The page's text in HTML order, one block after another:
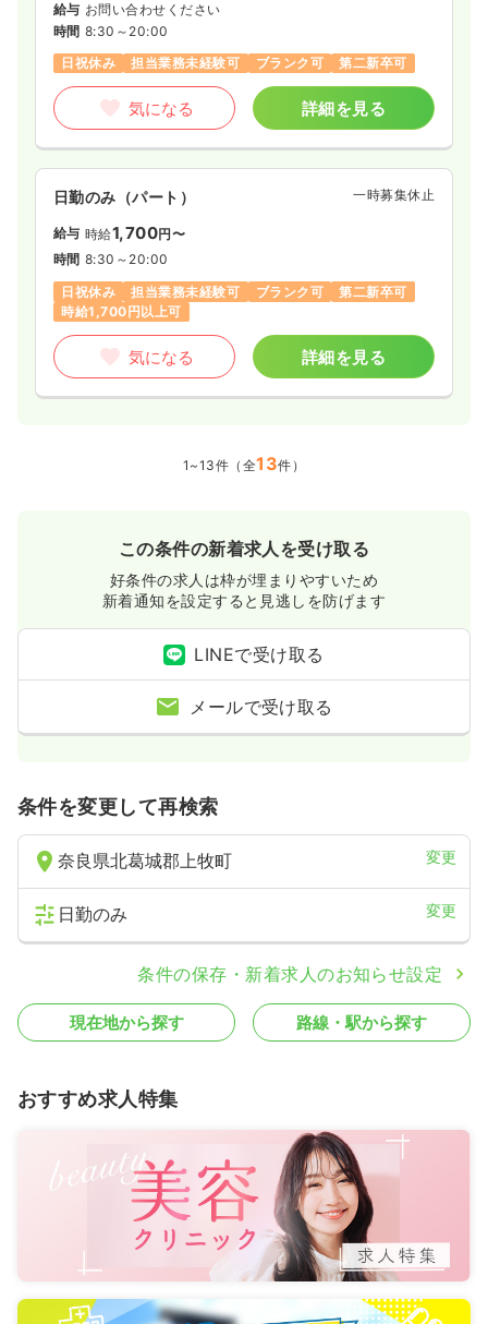
給与 お問い合わせください
時間 8:30～20:00
日祝休み
担当業務未経験可 ブランク可 第二新卒可
気になる 詳細を見る
日勤のみ（パート） 一時募集休止
給与 時給1,700円〜
時間 8:30～20:00
日祝休み
担当業務未経験可 ブランク可
第二新卒可
時給1,700円以上可
気になる 詳細を見る
1~13件（全13件）
この条件の新着求人を受け取る
好条件の求人は枠が埋まりやすいため
新着通知を設定すると見逃しを防げます
LINEで受け取る
メールで受け取る
条件を変更して再検索
奈良県北葛城郡上牧町 変更
日勤のみ 変更
条件の保存・新着求人のお知らせ設定
現在地から探す 路線・駅から探す
おすすめ求人特集